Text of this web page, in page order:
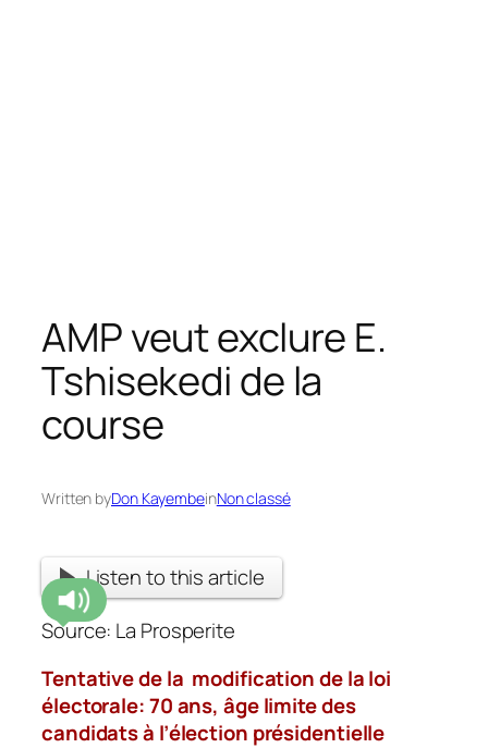
AMP veut exclure E.
Tshisekedi de la
course
Written byDon KayembeinNon classé
Listen to this article
Source: La Prosperite
Tentative de la modification de la loi
électorale: 70 ans, âge limite des
candidats à l’élection présidentielle